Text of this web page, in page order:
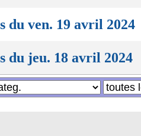
du ven. 19 avril 2024
du jeu. 18 avril 2024